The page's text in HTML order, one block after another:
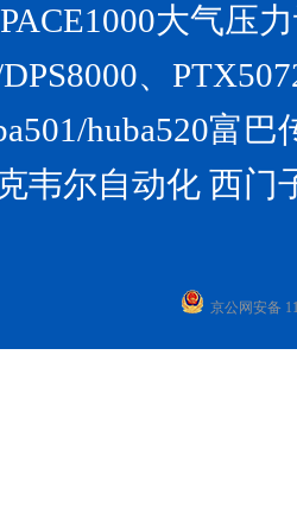
大气压
DPS8000、
huba520富
韦尔自动化 西门
京公网安备